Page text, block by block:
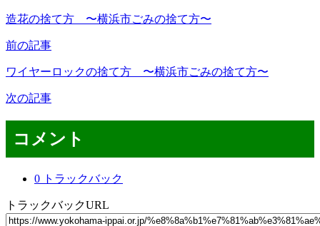
造花の捨て方 〜横浜市ごみの捨て方〜
前の記事
ワイヤーロックの捨て方 〜横浜市ごみの捨て方〜
次の記事
コメント
0 トラックバック
トラックバックURL